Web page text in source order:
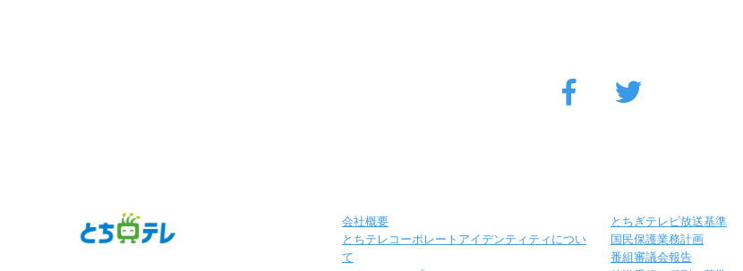
会社概要
とちテレコーポレートアイデンティティについ
て
とちぎテレビ放送基準
国民保護業務計画
番組審議会報告